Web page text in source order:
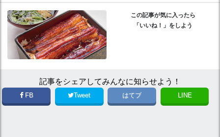
この記事が気に入ったら
「いいね！」をしよう
記事をシェアしてみんなに知らせよう！
FB Tweet はてブ LINE